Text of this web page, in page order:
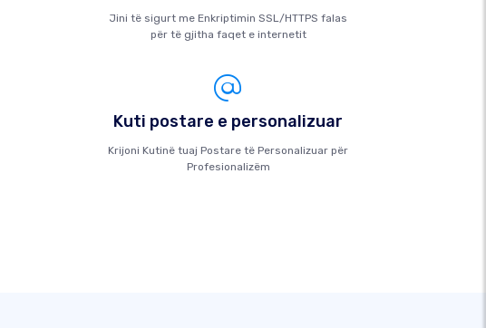
Jini të sigurt me Enkriptimin SSL/HTTPS falas
për të gjitha faqet e internetit
Kuti postare e personalizuar
Krijoni Kutinë tuaj Postare të Personalizuar për
Profesionalizëm